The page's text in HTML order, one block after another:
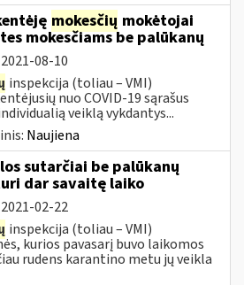
mokesčių mokėtojai
mokesčiams be palūkanų
2021-08-10
inspekcija (toliau – VMI)
nuo COVID-19 sąrašus
veiklą vykdantys...
Naujiena
sutarčiai be palūkanų
dar savaitę laiko
2021-02-22
inspekcija (toliau – VMI)
kurios pavasarį buvo laikomos
rudens karantino metu jų veikla